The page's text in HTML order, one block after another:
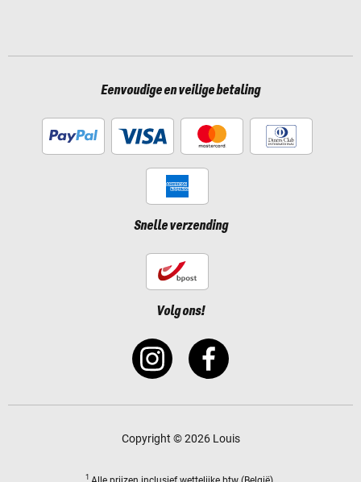
Eenvoudige en veilige betaling
Snelle verzending
Volg ons!
Copyright © 2026 Louis
1